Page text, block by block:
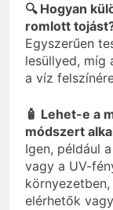
🔍 Hogyan
romlott
Egyszerűen
lesüllyed, míg
a víz
🧴 Lehet-e a
módszert
Igen, például
vagy a UV-
elérhetők